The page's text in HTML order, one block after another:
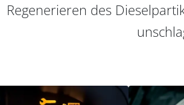
Regenerieren des